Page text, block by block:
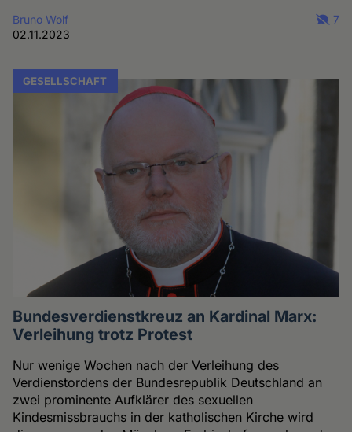
Bruno Wolf
02.11.2023
7
GESELLSCHAFT
Bundesverdienstkreuz an Kardinal Marx:
Verleihung trotz Protest
Nur wenige Wochen nach der Verleihung des
Verdienstordens der Bundesrepublik Deutschland an
zwei prominente Aufklärer des sexuellen
Kindesmissbrauchs in der katholischen Kirche wird